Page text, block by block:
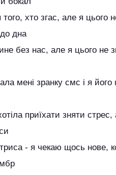
хто згас, але я цього
дна
без нас, але я цього не
мені зранку смс і я
приїхати зняти
- я чекаю щось нове,